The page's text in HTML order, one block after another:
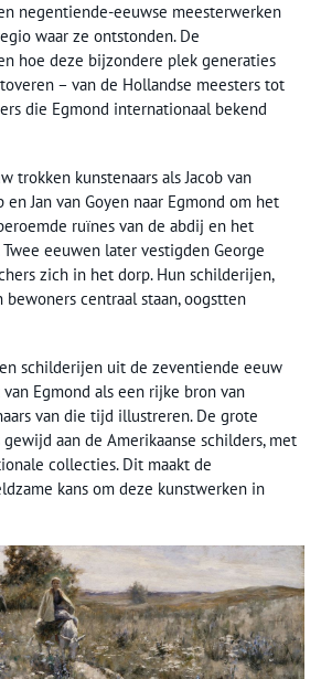
negentiende-eeuwse meesterwerken
waar ze ontstonden. De
hoe deze bijzondere plek generaties
– van de Hollandse meesters tot
die Egmond internationaal bekend
trokken kunstenaars als Jacob van
en Jan van Goyen naar Egmond om het
ruïnes van de abdij en het
eeuwen later vestigden George
zich in het dorp. Hun schilderijen,
centraal staan, oogstten
schilderijen uit de zeventiende eeuw
Egmond als een rijke bron van
van die tijd illustreren. De grote
aan de Amerikaanse schilders, met
collecties. Dit maakt de
kans om deze kunstwerken in